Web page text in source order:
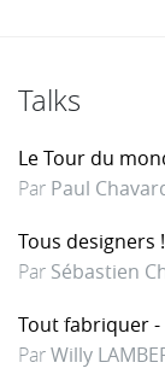
Talks
Le Tour du
Par Paul
Tous designers !
Par Sébastien
Tout fabriquer
ParWilly